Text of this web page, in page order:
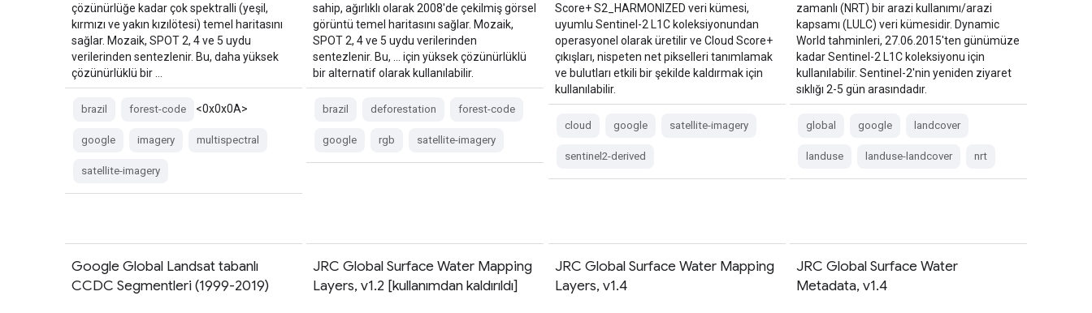
çözünürlüğe kadar çok spektralli (yeşil,
kırmızı ve yakın kızılötesi) temel haritasını
sağlar. Mozaik, SPOT 2, 4 ve 5 uydu
verilerinden sentezlenir. Bu, daha yüksek
çözünürlüklü bir …
brazil forest-code <0x0x0A>
google imagery multispectral
satellite-imagery
sahip, ağırlıklı olarak 2008'de çekilmiş görsel
görüntü temel haritasını sağlar. Mozaik,
SPOT 2, 4 ve 5 uydu verilerinden
sentezlenir. Bu, … için yüksek çözünürlüklü
bir alternatif olarak kullanılabilir.
brazil deforestation forest-code
google rgb satellite-imagery
Score+ S2_HARMONIZED veri kümesi,
uyumlu Sentinel-2 L1C koleksiyonundan
operasyonel olarak üretilir ve Cloud Score+
çıkışları, nispeten net pikselleri tanımlamak
ve bulutları etkili bir şekilde kaldırmak için
kullanılabilir.
cloud google satellite-imagery
sentinel2-derived
zamanlı (NRT) bir arazi kullanımı/arazi
kapsamı (LULC) veri kümesidir. Dynamic
World tahminleri, 27.06.2015'ten günümüze
kadar Sentinel-2 L1C koleksiyonu için
kullanılabilir. Sentinel-2'nin yeniden ziyaret
sıklığı 2-5 gün arasındadır.
global google landcover
landuse landuse-landcover nrt
Google Global Landsat tabanlı
CCDC Segmentleri (1999-2019)
JRC Global Surface Water Mapping
Layers, v1.2 [kullanımdan kaldırıldı]
JRC Global Surface Water Mapping
Layers, v1.4
JRC Global Surface Water
Metadata, v1.4